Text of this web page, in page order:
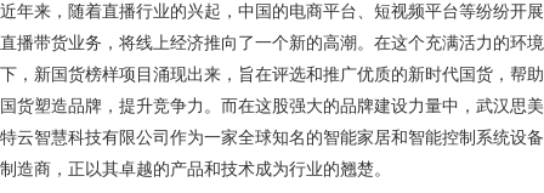
近年来，随着直播行业的兴起，中国的电商平台、短视频平台等纷纷开展
直播带货业务，将线上经济推向了一个新的高潮。在这个充满活力的环境
下，新国货榜样项目涌现出来，旨在评选和推广优质的新时代国货，帮助
国货塑造品牌，提升竞争力。而在这股强大的品牌建设力量中，武汉思美
特云智慧科技有限公司作为一家全球知名的智能家居和智能控制系统设备
制造商，正以其卓越的产品和技术成为行业的翘楚。